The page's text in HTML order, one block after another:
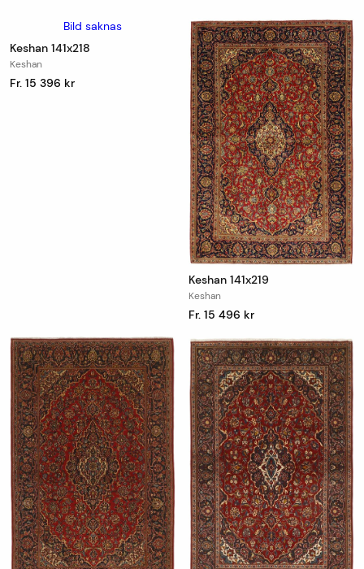
Bild saknas
Keshan 141x218
Keshan
Fr. 15 396 kr
Keshan 141x219
Keshan
Fr. 15 496 kr